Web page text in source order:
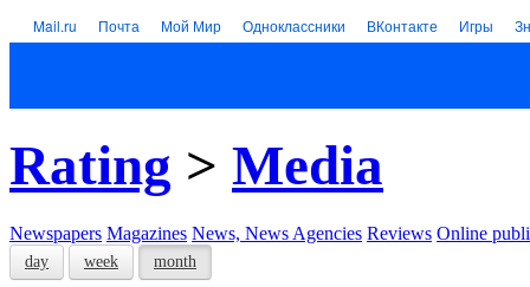
Mail.ru Почта Мой Мир Одноклассники ВКонтакте Игры
Rating > Media
Newspapers Magazines News, News Agencies Reviews Online
day week month